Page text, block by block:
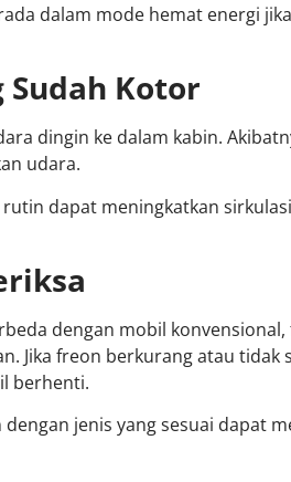
dalam mode hemat energi
Kotor
dingin ke dalam kabin.
udara.
dapat meningkatkan
dengan mobil
Jika freon berkurang atau tidak
berhenti.
jenis yang sesuai dapat